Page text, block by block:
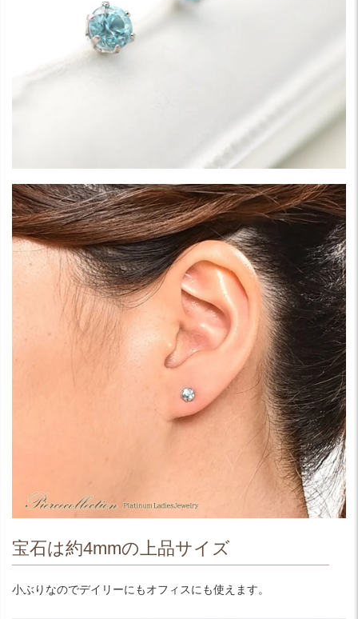
宝石は約4mmの上品サイズ
小ぶりなのでデイリーにもオフィスにも使えます。